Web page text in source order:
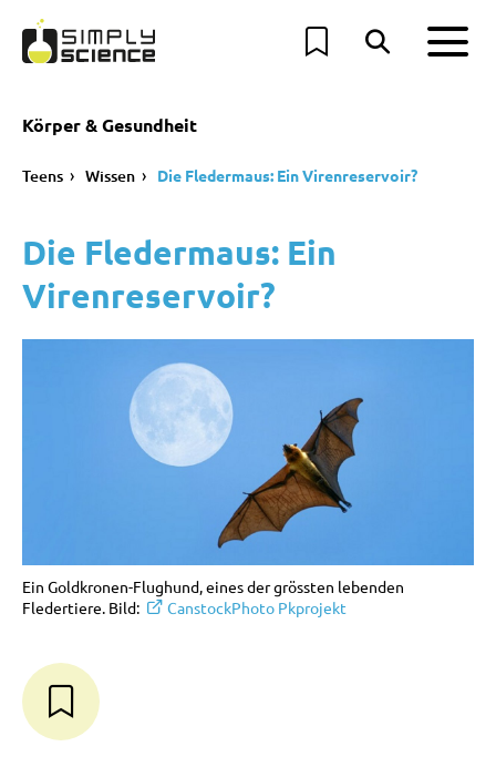
Körper & Gesundheit
Teens Wissen Die Fledermaus: Ein Virenreservoir?
Die Fledermaus: Ein
Virenreservoir?
Ein Goldkronen-Flughund, eines der grössten lebenden
Fledertiere. Bild:
CanstockPhoto Pkprojekt